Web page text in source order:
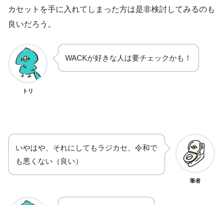
カセットを手に入れてしまった方は是非検討してみるのも
良いだろう。
トリ
WACKが好きな人は要チェックかも！
いやはや、それにしてもラジカセ、令和で
も悪くない（良い）
筆者